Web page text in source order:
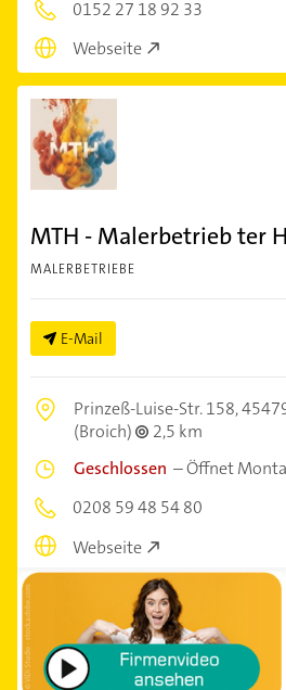
0152 27 18 92 33
Webseite
MTH - Malerbetrieb ter
MALERBETRIEBE
E-Mail
Prinzeß-Luise-Str. 158,
(Broich)
2,5 km
Geschlossen –Öffnet
0208 59 48 54 80
Webseite